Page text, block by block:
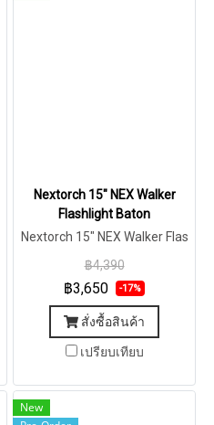
Nextorch 15" NEX Walker
Flashlight Baton
Nextorch 15" NEX Walker Flas
฿4,390
฿3,650 -17%
สั่งซื้อสินค้า
เปรียบเทียบ
New